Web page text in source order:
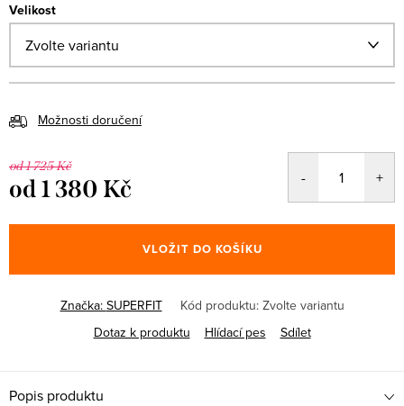
Velikost
Možnosti doručení
od 1 725 Kč
od1 380 Kč
cena:
VLOŽIT DO KOŠÍKU
Značka: SUPERFIT Kód produktu: Zvolte variantu
Dotaz k produktu
Hlídací pes Sdílet
Popis produktu